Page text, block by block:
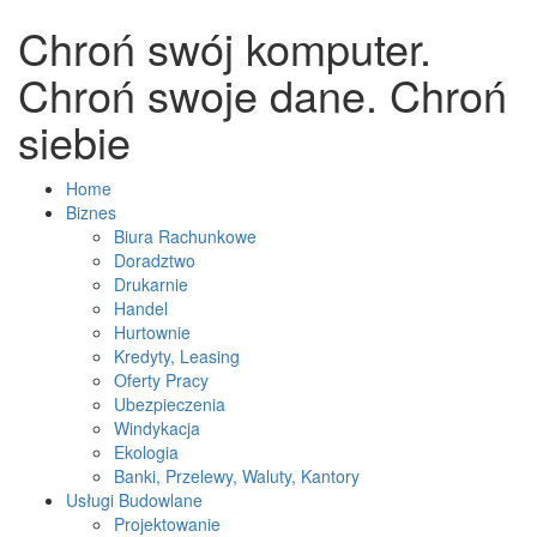
Chroń swój komputer.
Chroń swoje dane. Chroń
siebie
Home
Biznes
Biura Rachunkowe
Doradztwo
Drukarnie
Handel
Hurtownie
Kredyty, Leasing
Oferty Pracy
Ubezpieczenia
Windykacja
Ekologia
Banki, Przelewy, Waluty, Kantory
Usługi Budowlane
Projektowanie